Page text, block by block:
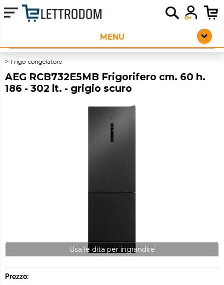
HOME PAGE
ELETTRODOMESTICI DA INCASSO
PICCOLI ELETTRODOMESTICI
SERVIZI AGGIUNTIVI
OUTLET
Frigo-congelatore
AEG RCB732E5MB Frigorifero cm. 60 h.
186 - 302 lt. - grigio scuro
Usa le dita per ingrandire
Prezzo: